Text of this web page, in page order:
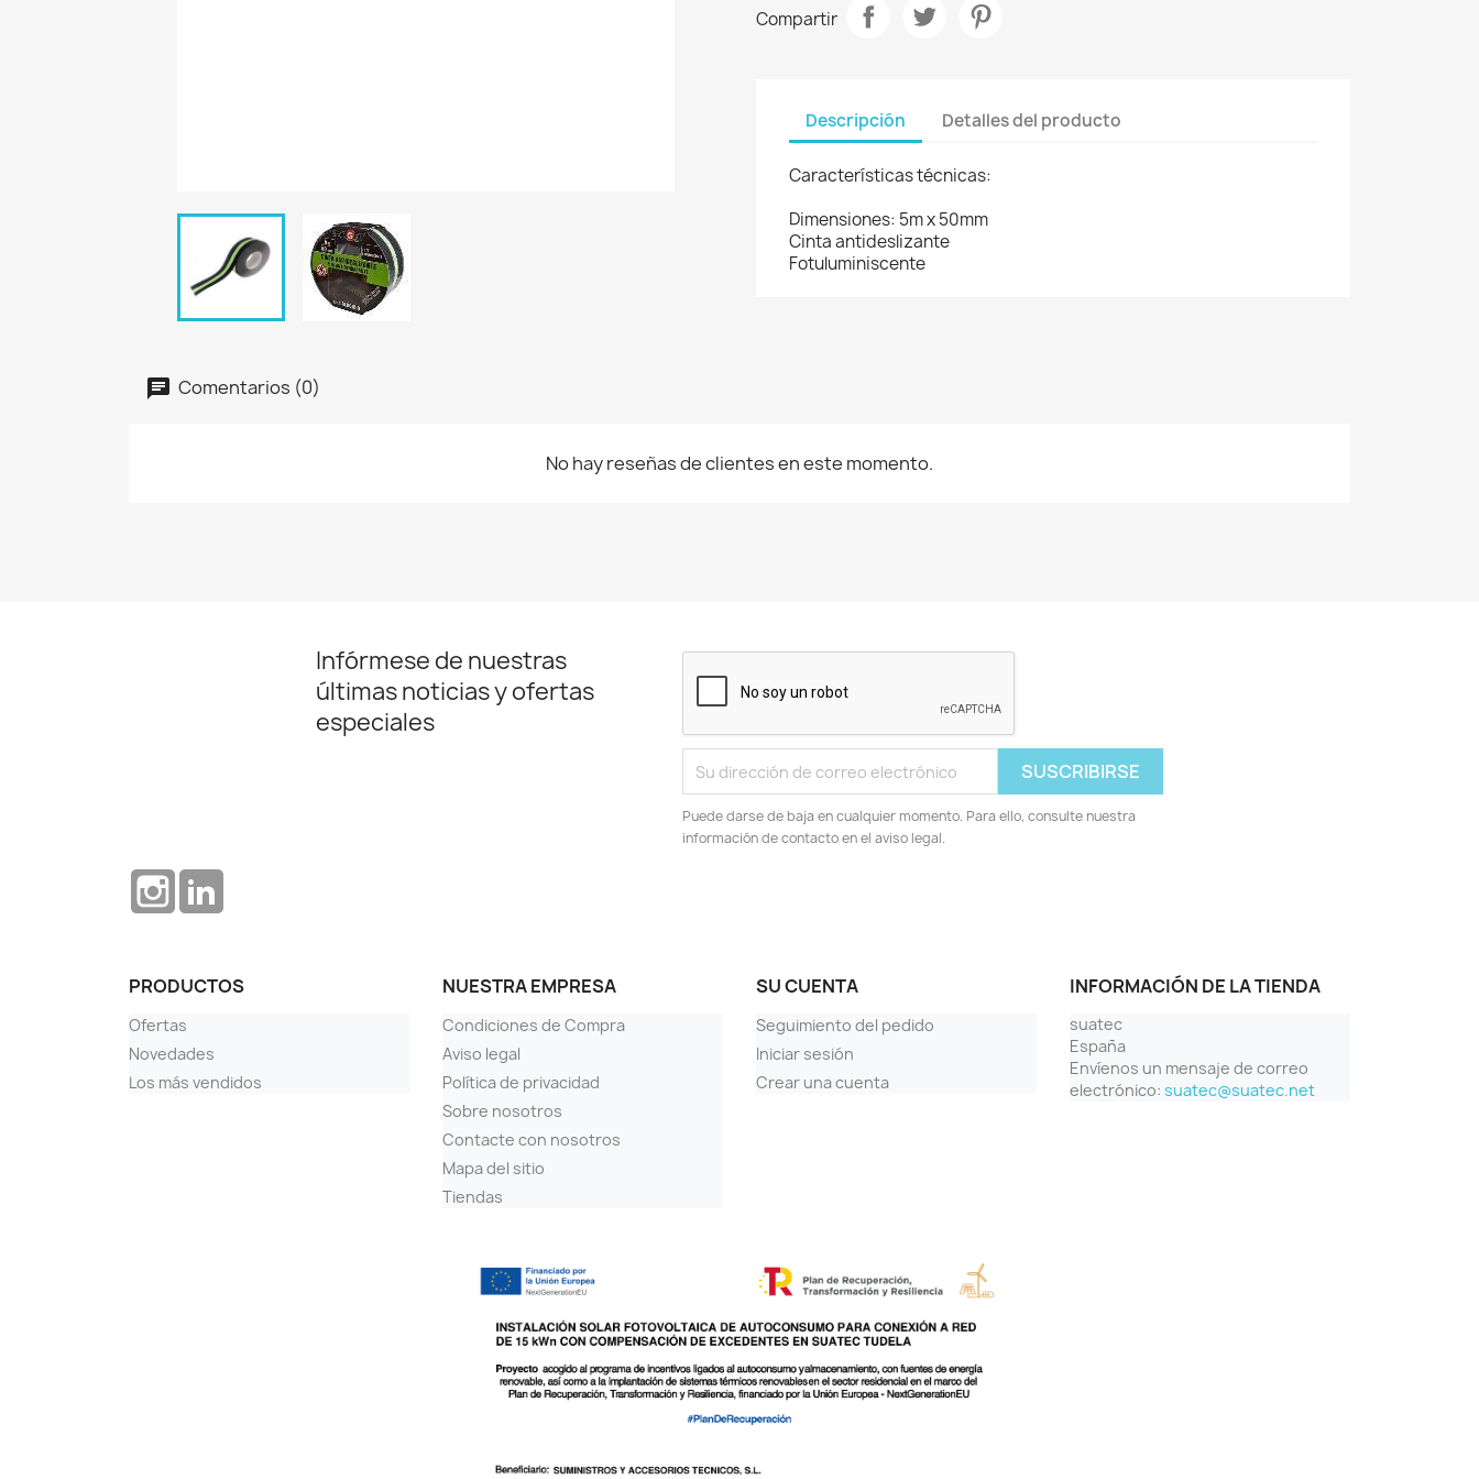
Compartir
Descripción Detalles del producto
Características técnicas:
Dimensiones: 5m x 50mm
Cinta antideslizante
Fotuluminiscente
Comentarios (0)
No hay reseñas de clientes en este momento.
Infórmese de nuestras
últimas noticias y ofertas
especiales
Puede darse de baja en cualquier momento. Para ello, consulte nuestra
información de contacto en el aviso legal.
Instagram
PRODUCTOS
Ofertas
Novedades
Los más vendidos
NUESTRA EMPRESA
Condiciones de Compra
Aviso legal
Política de privacidad
Sobre nosotros
Contacte con nosotros
Mapa del sitio
Tiendas
SU CUENTA
Seguimiento del pedido
Iniciar sesión
Crear una cuenta
INFORMACIÓN DE LA TIENDA
suatec
España
Envíenos un mensaje de correo
electrónico: suatec@suatec.net